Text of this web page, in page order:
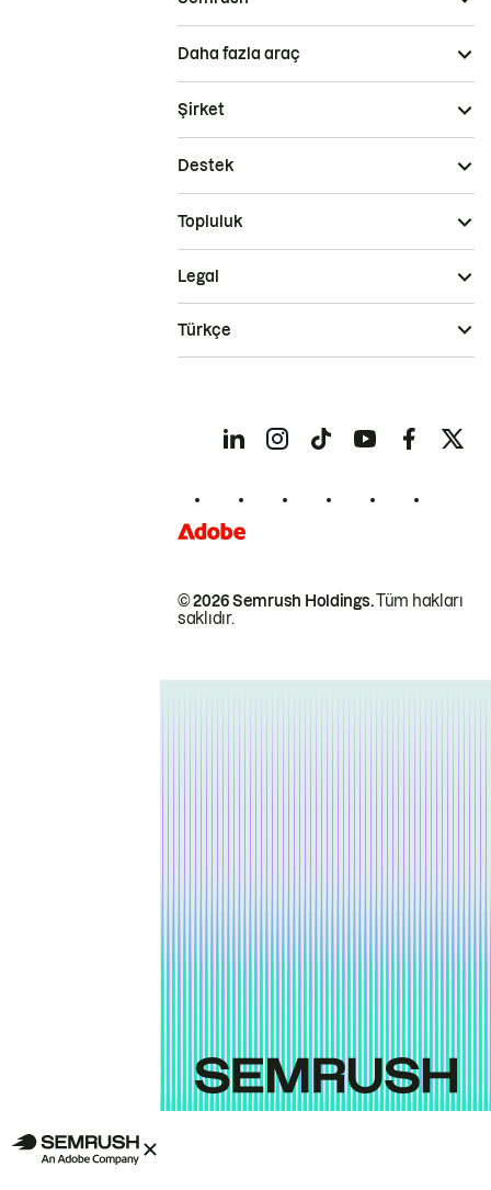
Daha fazla araç
Şirket
Destek
Topluluk
© 2026 Semrush Holdings.Tüm hakları
saklıdır.
Legal
Türkçe